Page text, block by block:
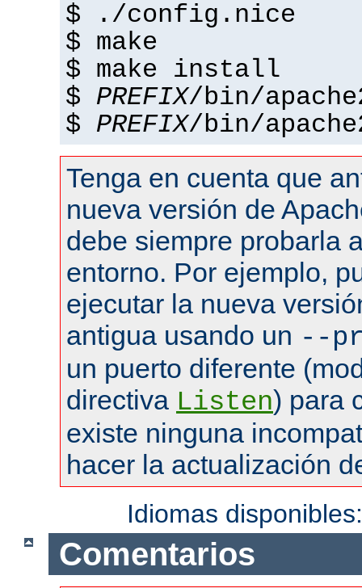
$ ./config.nice
$ make
$ make install
$ PREFIX/bin/
$ PREFIX/bin/
Tenga en cuenta que
nueva versión de
debe siempre probarla
entorno. Por ejemplo,
ejecutar la nueva
antigua usando un --
un puerto diferente
directiva Listen) para
existe ninguna
hacer la actualización
Idiomas
Comentarios